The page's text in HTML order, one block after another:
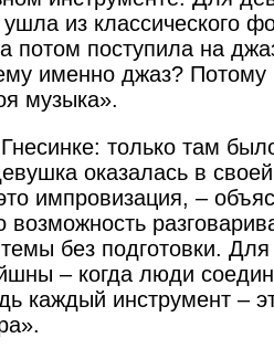
из классического
потом поступила на
именно джаз? Потому
музыка».
только там
оказалась в
импровизация, –
возможность
без подготовки. Для
– когда люди
каждый инструмент –